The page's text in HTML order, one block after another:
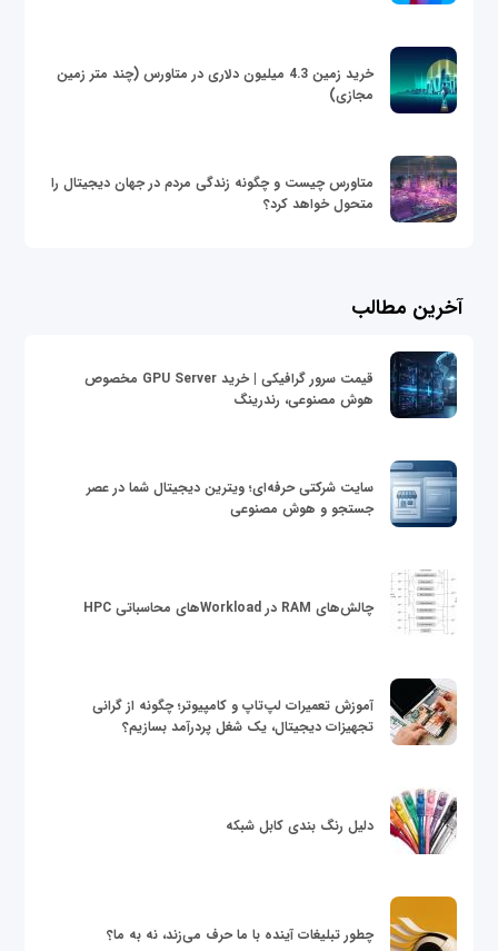
خرید زمین 4.3 میلیون دلاری در متاورس (چند متر زمین
مجازی)
متاورس چیست و چگونه زندگی مردم در جهان دیجیتال را
متحول خواهد کرد؟
آخرین مطالب
قیمت سرور گرافیکی | خرید GPU Server مخصوص
هوش مصنوعی، رندرینگ
سایت شرکتی حرفه‌ای؛ ویترین دیجیتال شما در عصر
جستجو و هوش مصنوعی
چالش‌های RAM در Workloadهای محاسباتی HPC
آموزش تعمیرات لپ‌تاپ و کامپیوتر؛ چگونه از گرانی
تجهیزات دیجیتال، یک شغل پردرآمد بسازیم؟
دلیل رنگ بندی کابل شبکه
چطور تبلیغات آینده با ما حرف می‌زند، نه به ما؟